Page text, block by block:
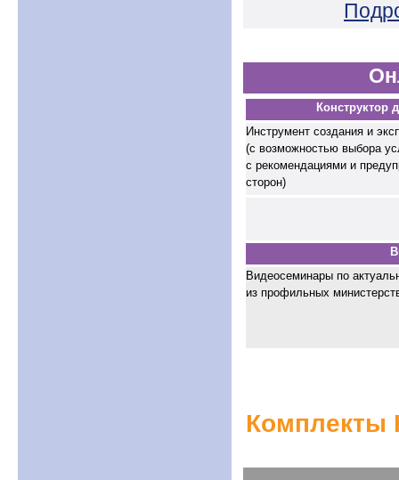
Конструктор
Инструмент создания и
(с возможностью выбора
с рекомендациями и
сторон)
Видеосеминары по
из профильных
Комплекты